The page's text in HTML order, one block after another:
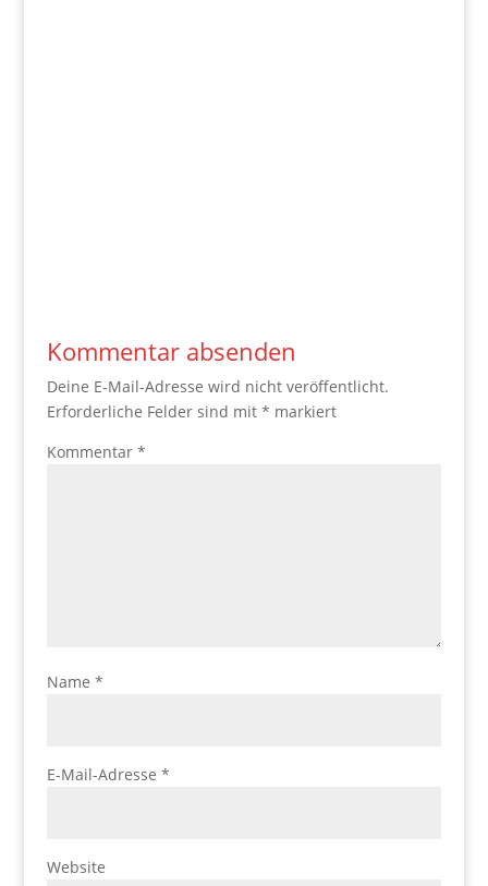
Kommentar absenden
Deine E-Mail-Adresse wird nicht veröffentlicht.
Erforderliche Felder sind mit * markiert
Kommentar *
Name *
E-Mail-Adresse *
Website